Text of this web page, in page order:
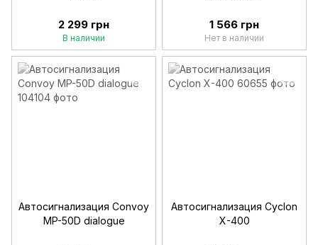
2 299 грн
В наличии
1 566 грн
Нет в наличии
Автосигнализация Convoy
MP-50D dialogue
Автосигнализация Cyclon
X-400